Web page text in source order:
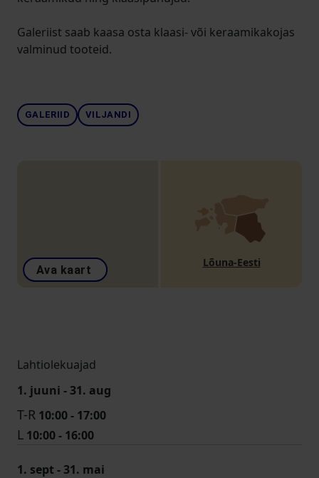
Galeriist saab kaasa osta klaasi- või keraamikakojas
valminud tooteid.
GALERIID VILJANDI
Ava kaart
Lõuna-Eesti
Lahtiolekuajad
1. juuni - 31. aug
T-R 10:00 - 17:00
L 10:00 - 16:00
1. sept - 31. mai